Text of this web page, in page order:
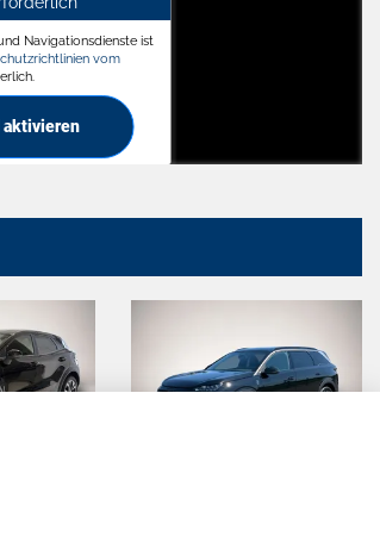
Navigationsdienste ist
vom
aktivieren